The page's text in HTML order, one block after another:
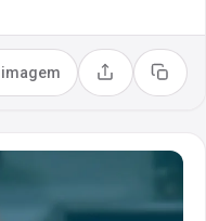
Compartilhar
Copiar